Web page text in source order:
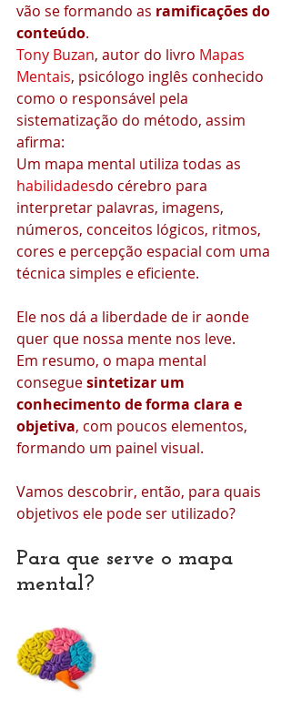
vão se formando as ramificações do
conteúdo.
Tony Buzan, autor do livro Mapas
Mentais, psicólogo inglês conhecido
como o responsável pela
sistematização do método, assim
afirma:
Um mapa mental utiliza todas as
habilidadesdo cérebro para
interpretar palavras, imagens,
números, conceitos lógicos, ritmos,
cores e percepção espacial com uma
técnica simples e eficiente.
Ele nos dá a liberdade de ir aonde
quer que nossa mente nos leve.
Em resumo, o mapa mental
consegue sintetizar um
conhecimento de forma clara e
objetiva, com poucos elementos,
formando um painel visual.
Vamos descobrir, então, para quais
objetivos ele pode ser utilizado?
Para que serve o mapa
mental?